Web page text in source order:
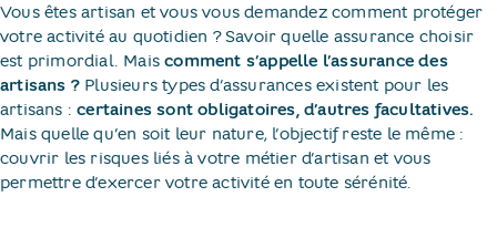
Vous êtes artisan et vous vous demandez comment protéger
votre activité au quotidien ? Savoir quelle assurance choisir
est primordial. Maiscomment s’appelle l’assurance des
artisans ? Plusieurs types d’assurances existent pour les
artisans :certaines sont obligatoires, d’autres facultatives.
Mais quelle qu’en soit leur nature, l’objectif reste le même :
couvrir les risques liés à votre métier d’artisan et vous
permettre d’exercer votre activité en toute sérénité.